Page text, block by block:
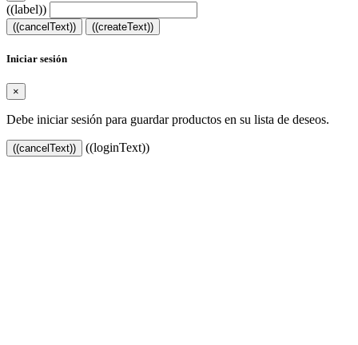
((label))
((cancelText)) ((createText))
Iniciar sesión
×
Debe iniciar sesión para guardar productos en su lista de deseos.
((cancelText)) ((loginText))